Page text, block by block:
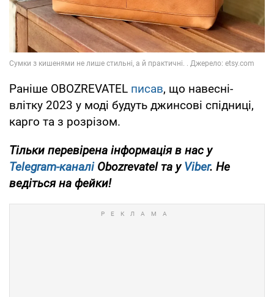
Раніше OBOZREVATEL писав, що навесні-
влітку 2023 у моді будуть джинсові спідниці,
карго та з розрізом.
Тільки перевірена інформація в нас у
Telegram-каналі Obozrevatel та уViber. Не
ведіться на фейки!